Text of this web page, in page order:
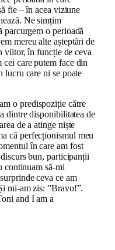
fie – în acea viziune
Ne simțim
parcurgem o perioadă
mereu alte așteptări de
viitor, în funcție de ceva
cei care putem face din
lucru care ni se poate
o predispoziție către
dintre disponibilitatea de
de a atinge niște
că perfecționismul meu
în care am fost
bun, participanții
continuam să-mi
ceva ce am
mi-am zis: ”Bravo!”.
and I am a